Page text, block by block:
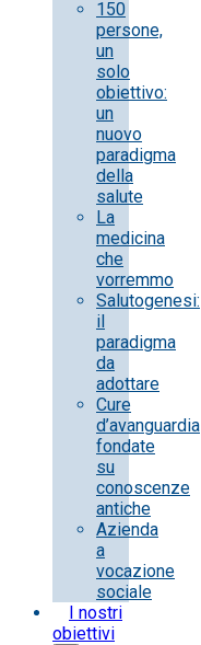
150
persone,
un
solo
obiettivo:
un
nuovo
paradigma
della
salute
La
medicina
che
vorremmo
Salutogenesi:
il
paradigma
da
adottare
Cure
d’avanguardia
fondate
su
conoscenze
antiche
Azienda
a
vocazione
sociale
I nostri
obiettivi